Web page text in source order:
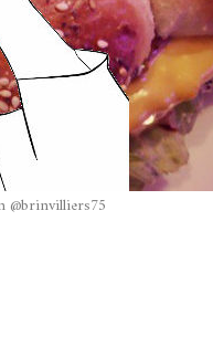
@brinvilliers75